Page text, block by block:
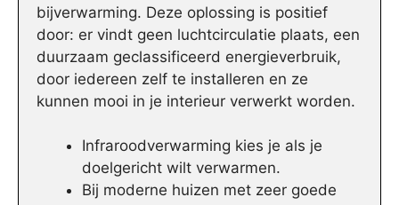
bijverwarming. Deze oplossing is positief
door: er vindt geen luchtcirculatie plaats, een
duurzaam geclassificeerd energieverbruik,
door iedereen zelf te installeren en ze
kunnen mooi in je interieur verwerkt worden.
Infraroodverwarming kies je als je
doelgericht wilt verwarmen.
Bij moderne huizen met zeer goede